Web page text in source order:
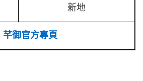
新地
芊御官方專頁